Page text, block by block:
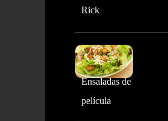
Rick
Ensaladas de
película